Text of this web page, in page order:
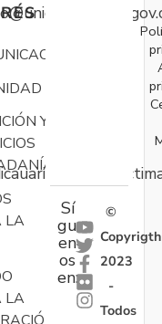
Y
LA
LA
Sí
gu
en
os
en:
©
Copyrigth
2023
-
Todos